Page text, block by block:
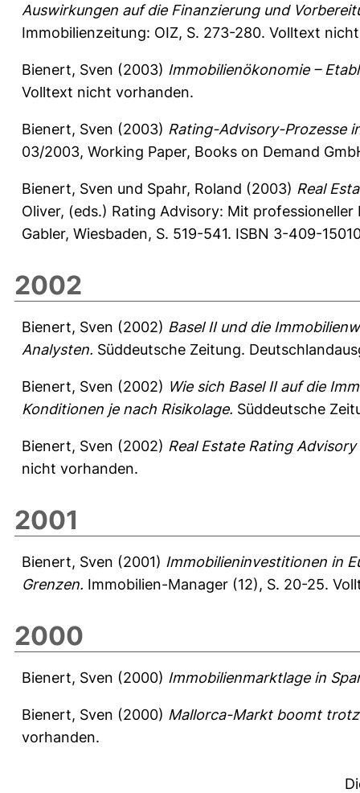
Auswirkungen auf die Finanzierung und
Immobilienzeitung: OIZ, S. 273-280. Volltext
Bienert, Sven (2003) Immobilienökonomie –
Volltext nicht vorhanden.
Bienert, Sven (2003) Rating-Advisory-Prozesse
03/2003, Working Paper, Books on Demand
Bienert, Sven und Spahr, Roland (2003) Real
Oliver, (eds.) Rating Advisory: Mit
Gabler, Wiesbaden, S. 519-541. ISBN 3-409-
2002
Bienert, Sven (2002) Basel II und die
Analysten. Süddeutsche Zeitung.
Bienert, Sven (2002) Wie sich Basel II auf die
Konditionen je nach Risikolage. Süddeutsche
Bienert, Sven (2002) Real Estate Rating
nicht vorhanden.
2001
Bienert, Sven (2001) Immobilieninvestitionen in
Grenzen. Immobilien-Manager (12), S. 20-25.
2000
Bienert, Sven (2000) Immobilienmarktlage in
Bienert, Sven (2000) Mallorca-Markt boomt trotz
vorhanden.